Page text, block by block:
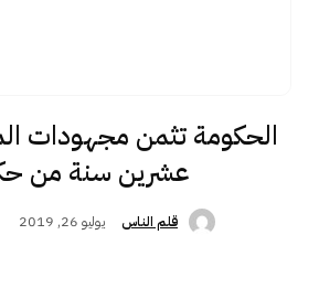
الحكومة تثمن مجهودات
عشرين سنة من
قلم الناس يوليو 26, 2019